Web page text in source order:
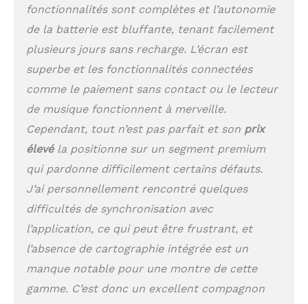
mm et bracelet
interchangeables 18 mm
Compatible IOS et
Android
fonctionnalités sont complètes et l’autonomie
de la batterie est bluffante, tenant facilement
plusieurs jours sans recharge. L’écran est
superbe et les fonctionnalités connectées
comme le paiement sans contact ou le lecteur
de musique fonctionnent à merveille.
Cependant, tout n’est pas parfait et son prix
élevéla positionne sur un segment premium
qui pardonne difficilement certains défauts.
J’ai personnellement rencontré quelques
difficultés de synchronisation avec
l’application, ce qui peut être frustrant, et
l’absence de cartographie intégrée est un
manque notable pour une montre de cette
gamme. C’est donc un excellent compagnon